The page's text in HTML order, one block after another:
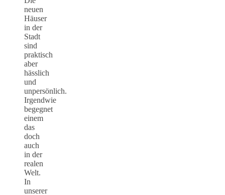
neuen
Häuser
in der
Stadt
sind
praktisch
aber
hässlich
und
unpersönlich.
Irgendwie
begegnet
einem
das
doch
auch
in der
realen
Welt.
In
unserer